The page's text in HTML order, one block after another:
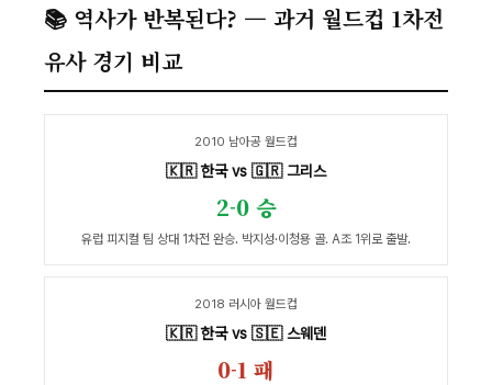
📚 역사가 반복된다? — 과거 월드컵 1차전
유사 경기 비교
2010 남아공 월드컵
🇰🇷 한국 vs 🇬🇷 그리스
2-0 승
유럽 피지컬 팀 상대 1차전 완승. 박지성·이청용 골. A조 1위로 출발.
2018 러시아 월드컵
🇰🇷 한국 vs 🇸🇪 스웨덴
0-1 패